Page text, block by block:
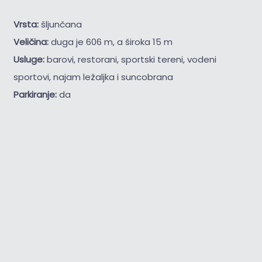
Vrsta:šljunčana
Veličina:duga je 606 m, a široka 15 m
Usluge:barovi, restorani, sportski tereni, vodeni
sportovi, najam ležaljka i suncobrana
Parkiranje:da